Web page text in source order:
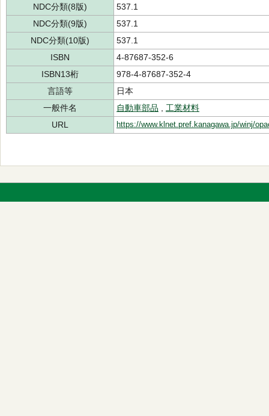
NDC分類(8版)
537.1
NDC分類(9版)
537.1
NDC分類(10版)
537.1
ISBN
4-87687-352-6
ISBN13桁
978-4-87687-352-4
言語等
日本
一般件名
自動車部品
工業材料
URL
https://www.klnet.pref.kanagawa.jp/winj/